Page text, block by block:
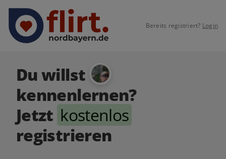
Bereits registriert? Login
Du willst
kennenlernen?
Jetzt kostenlos
registrieren